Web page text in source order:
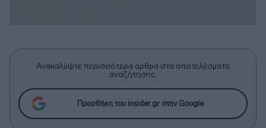
Ανακαλύψτε περισσότερα άρθρα στα αποτελέσματα
αναζήτησης.
Προσθήκη του insider.gr στην Google